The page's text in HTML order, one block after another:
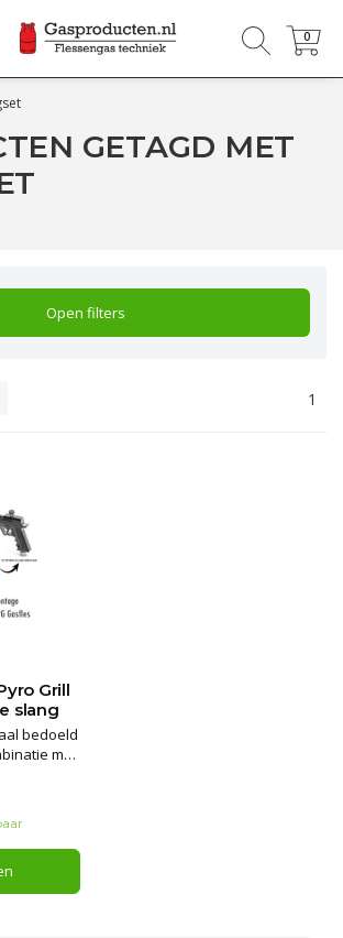
0
0
GETAGD MET
Open filters
1
Grill
slang
bedoeld
met
wil je hem
grotere
van met
is dit
hebt.